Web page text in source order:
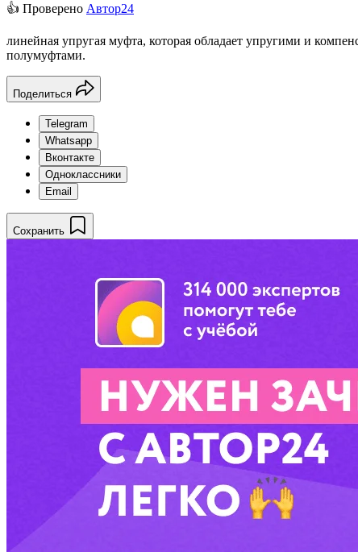
👍 Проверено Автор24
линейная упругая муфта, которая обладает упругими и
полумуфтами.
Поделиться
Telegram
Whatsapp
Вконтакте
Одноклассники
Email
Сохранить